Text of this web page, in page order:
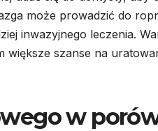
może prowadzić do
inwazyjnego leczenia.
większe szanse na
w